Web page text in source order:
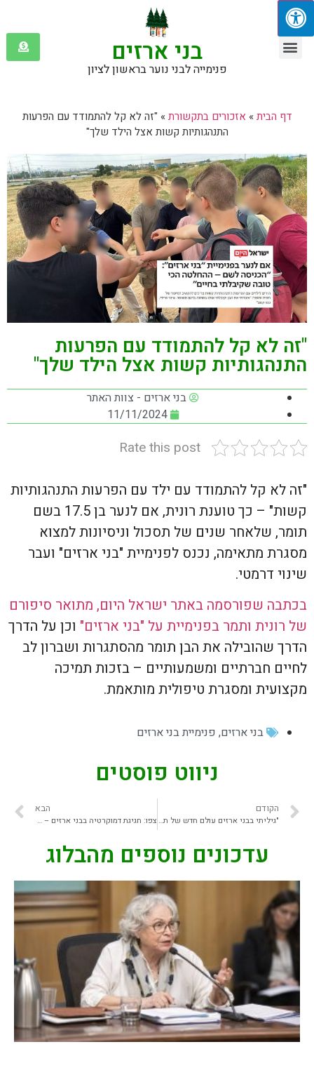
בני ארזים
פנימייה לבני נוער בראשון לציון
דף הבית » אזכורים בתקשורת » "זה לא קל להתמודד עם הפרעות
התנהגותיות קשות אצל הילד שלך"
"זה לא קל להתמודד עם הפרעות
התנהגותיות קשות אצל הילד שלך"
בני ארזים - צוות האתר
11/11/2024
Rate this post
"זה לא קל להתמודד עם ילד עם הפרעות התנהגותיות
קשות" – כך טוענת רונית, אם לנער בן 17.5 בשם
תומר, שלאחר שנים של תסכול וניסיונות למצוא
מסגרת מתאימה, נכנס לפנימיית "בני ארזים" ועבר
שינוי דרמטי.
בכתבה שפורסמה באתר ישראל היום, מתואר סיפורם
של רונית ותמר בפנימיית על "בני ארזים" וכן על הדרך
הדרך שהובילה את הבן תומר מהסתגרות ושברון לב
לחיים חברתיים ומשמעותיים – בזכות תמיכה
מקצועית ומסגרת טיפולית מותאמת.
בני ארזים, פנימיית בני ארזים
ניווט פוסטים
הקודם
"גיליתי בבני ארזים עולם חדש של תקווה" | מתוך מעריב
הבא
צפו: חגיגת דמוקרטיה בבני ארזים – הבחירות למועצת התלמידים החלו!
עדכונים נוספים מהבלוג